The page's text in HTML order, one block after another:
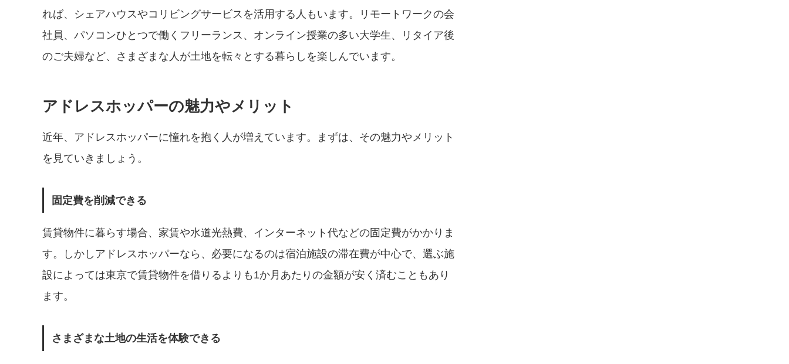
れば、シェアハウスやコリビングサービスを活用する人もいます。リモートワークの会
社員、パソコンひとつで働くフリーランス、オンライン授業の多い大学生、リタイア後
のご夫婦など、さまざまな人が土地を転々とする暮らしを楽しんでいます。
アドレスホッパーの魅力やメリット
近年、アドレスホッパーに憧れを抱く人が増えています。まずは、その魅力やメリット
を見ていきましょう。
固定費を削減できる
賃貸物件に暮らす場合、家賃や水道光熱費、インターネット代などの固定費がかかりま
す。しかしアドレスホッパーなら、必要になるのは宿泊施設の滞在費が中心で、選ぶ施
設によっては東京で賃貸物件を借りるよりも1か月あたりの金額が安く済むこともあり
ます。
さまざまな土地の生活を体験できる